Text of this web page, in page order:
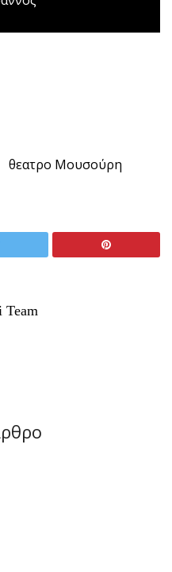
θεατρο Μουσούρη
Team